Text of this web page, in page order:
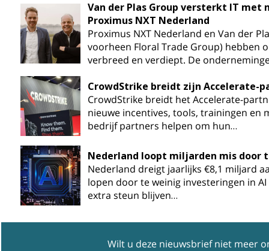
Van der Plas Group versterkt IT met
Proximus NXT Nederland
Proximus NXT Nederland en Van der
voorheen Floral Trade Group) hebben
verbreed en verdiept. De
CrowdStrike breidt zijn Accelerate-
CrowdStrike breidt het Accelerate-
nieuwe incentives, tools, trainingen en
bedrijf partners helpen om hun…
Nederland loopt miljarden mis door
Nederland dreigt jaarlijks €8,1 miljard
lopen door te weinig investeringen in
extra steun blijven…
Wilt u deze nieuwsbrief niet meer